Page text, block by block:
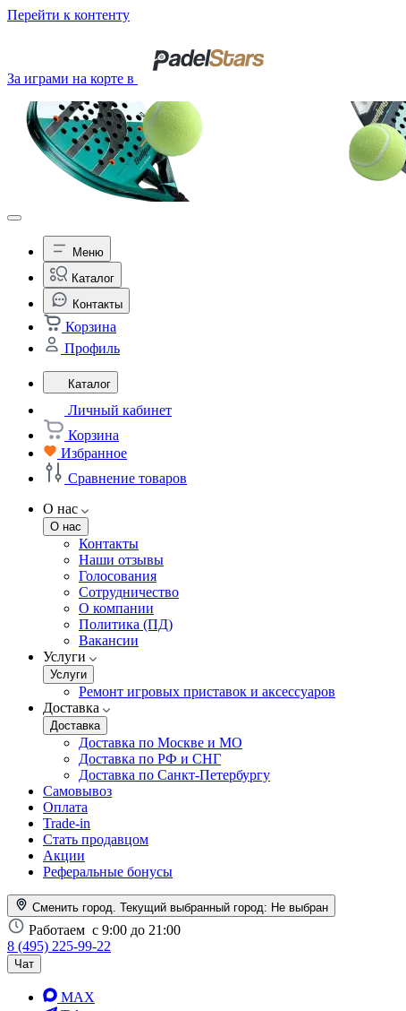
Перейти к контенту
За играми на корте в
Меню
Каталог
Контакты
Корзина
Профиль
Каталог
Личный кабинет
Корзина
Избранное
Сравнение товаров
О нас
О нас
Контакты
Наши отзывы
Голосования
Сотрудничество
О компании
Политика (ПД)
Вакансии
Услуги
Услуги
Ремонт игровых приставок и аксессуаров
Доставка
Доставка
Доставка по Москве и МО
Доставка по РФ и СНГ
Доставка по Санкт-Петербургу
Самовывоз
Оплата
Trade-in
Стать продавцом
Акции
Реферальные бонусы
Сменить город. Текущий выбранный город: Не выбран
Работаем с 9:00 до 21:00
8 (495) 225-99-22
Чат
MAX